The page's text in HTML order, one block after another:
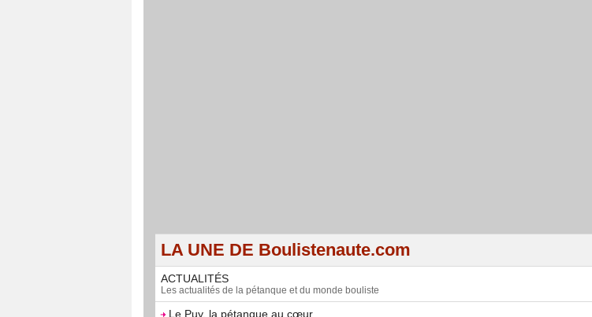
LA UNE DE Boulistenaute.com
ACTUALITÉS
Les actualités de la pétanque et du monde bouliste
Le Puy, la pétanque au cœur